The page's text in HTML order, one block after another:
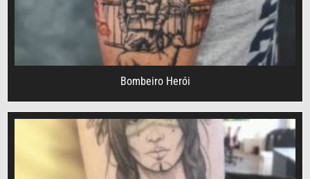
Bombeiro Herói